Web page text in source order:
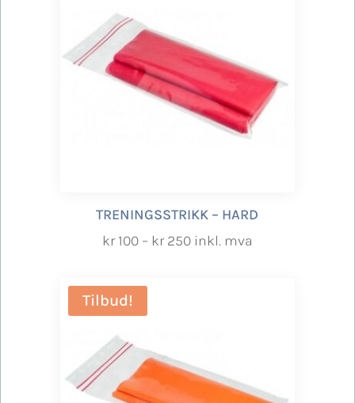
TRENINGSSTRIKK – HARD
kr100 – kr250Prisområde:
inkl. mva
Tilbud!